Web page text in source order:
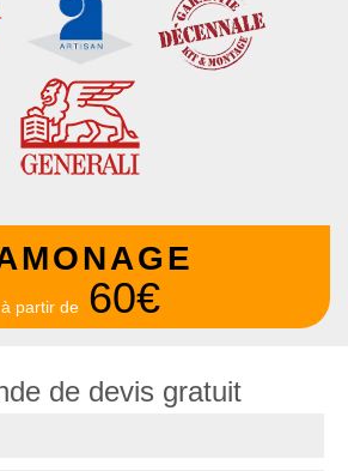
à partir de 60€
de devis gratuit